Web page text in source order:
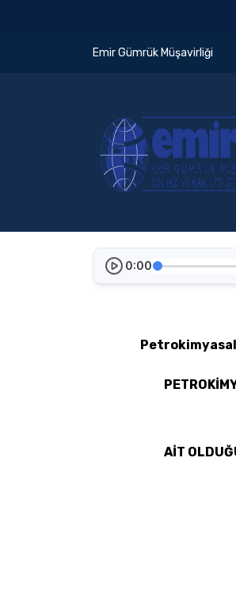
Emir Gümrük Müşavirliği
0:00
AİT